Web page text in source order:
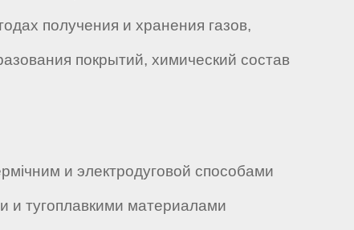
получения и хранения газов,
покрытий, химический состав
и электродуговой способами
и тугоплавкими материалами